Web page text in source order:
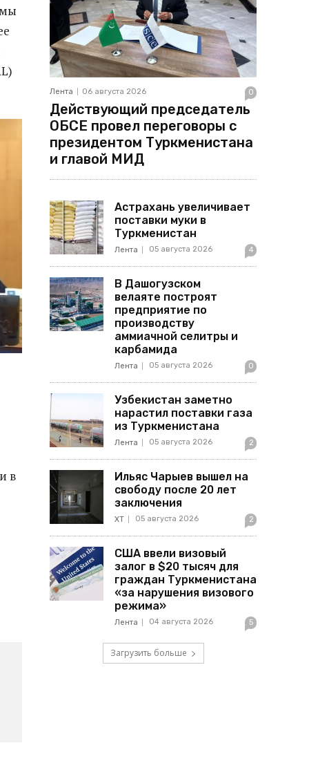
в
Лента 06 августа 2026 0
Действующий председатель
ОБСЕ провел переговоры с
президентом Туркменистана
и главой МИД
Астрахань увеличивает
поставки муки в
Туркменистан
Лента 05 августа 2026 4
В Дашогузском
велаяте построят
предприятие по
производству
аммиачной селитры и
карбамида
Лента 05 августа 2026 0
Узбекистан заметно
нарастил поставки газа
из Туркменистана
Лента 05 августа 2026 2
Ильяс Чарыев вышел на
свободу после 20 лет
заключения
ХТ 05 августа 2026 2
США ввели визовый
залог в $20 тысяч для
граждан Туркменистана
«за нарушения визового
режима»
Лента 04 августа 2026 5
Загрузить больше